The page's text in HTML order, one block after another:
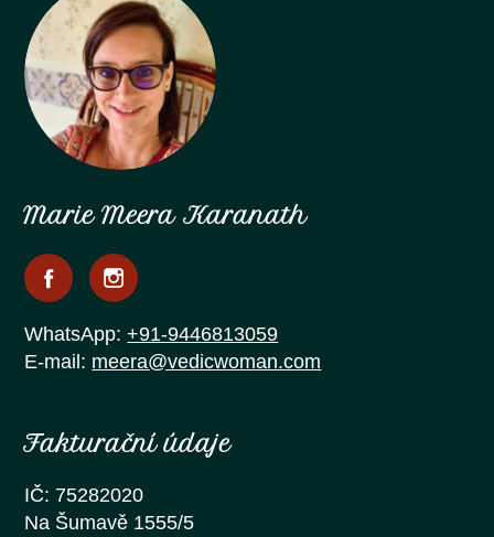
Marie Meera Karanath
WhatsApp:+91-9446813059
E-mail: meera@vedicwoman.com
Fakturační údaje
IČ: 75282020
Na Šumavě 1555/5